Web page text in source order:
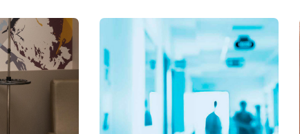
Responsabilidade Ambiental
Responsabilidade Social
Serviço Social
Saúde Digital Moinhos